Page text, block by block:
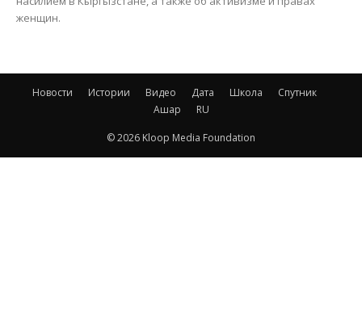
женщин.
Новости Истории Видео Дата Школа
Спутник
Ашар
RU
© 2026 Kloop Media Foundation